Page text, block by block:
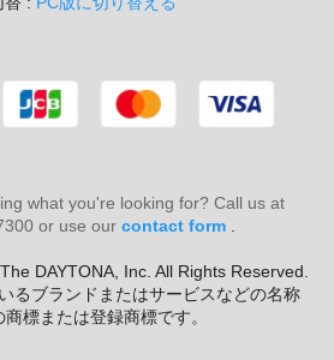
what you're looking for? Call us at
or use our contact form.
DAYTONA, Inc. All Rights Reserved.
るブランドまたはサービスなどの名称
標または登録商標です。